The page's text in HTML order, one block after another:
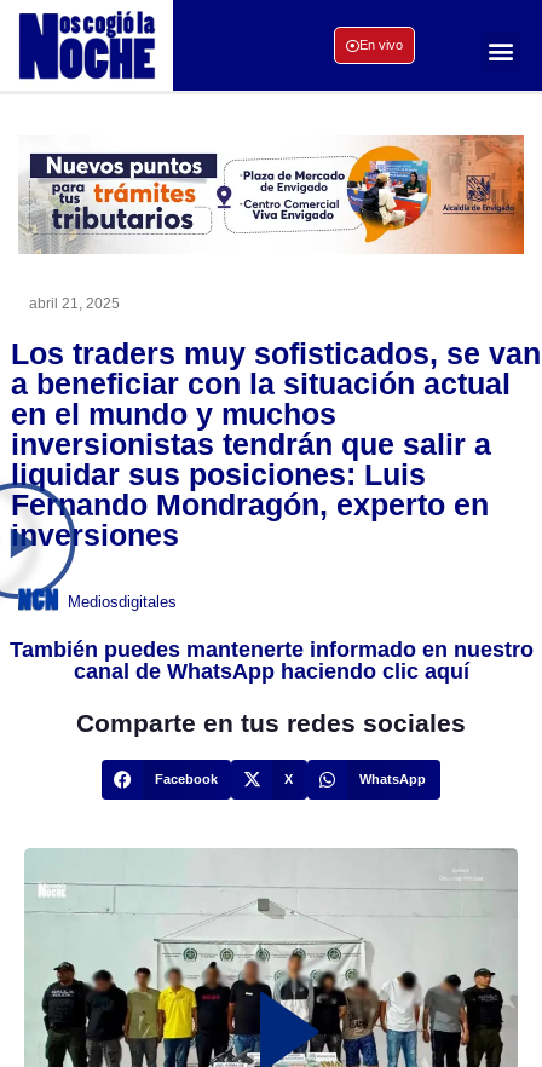
En vivo
abril 21, 2025
Los traders muy sofisticados, se van
a beneficiar con la situación actual
en el mundo y muchos
inversionistas tendrán que salir a
liquidar sus posiciones: Luis
Fernando Mondragón, experto en
inversiones
Mediosdigitales
También puedes mantenerte informado en nuestro
canal de WhatsApp haciendo clic aquí
Comparte en tus redes sociales
Facebook X WhatsApp